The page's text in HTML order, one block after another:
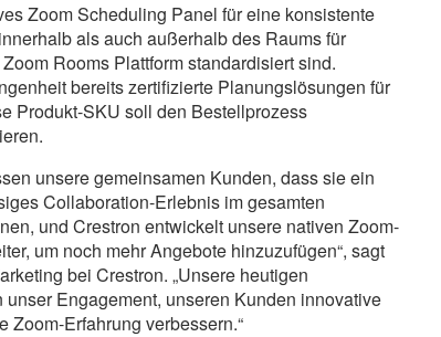
Zoom Scheduling Panel für eine konsistente
als auch außerhalb des Raums für
Rooms Plattform standardisiert sind.
bereits zertifizierte Planungslösungen für
Produkt-SKU soll den Bestellprozess
unsere gemeinsamen Kunden, dass sie ein
Collaboration-Erlebnis im gesamten
und Crestron entwickelt unsere nativen Zoom-
um noch mehr Angebote hinzuzufügen“, sagt
bei Crestron. „Unsere heutigen
Engagement, unseren Kunden innovative
Zoom-Erfahrung verbessern.“